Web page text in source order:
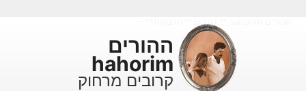
ההורים
hahorim
קרובים מרחוק